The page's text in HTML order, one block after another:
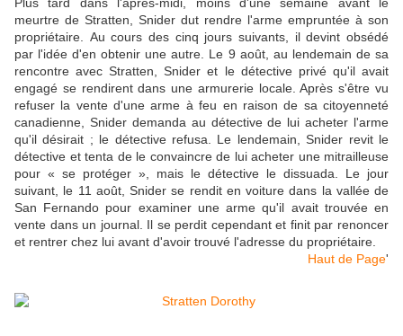
meurtre de Stratten, Snider dut rendre l'arme empruntée à son
propriétaire. Au cours des cinq jours suivants, il devint obsédé
par l'idée d'en obtenir une autre. Le 9 août, au lendemain de sa
rencontre avec Stratten, Snider et le détective privé qu'il avait
engagé se rendirent dans une armurerie locale. Après s'être vu
refuser la vente d'une arme à feu en raison de sa citoyenneté
canadienne, Snider demanda au détective de lui acheter l'arme
qu'il désirait ; le détective refusa. Le lendemain, Snider revit le
détective et tenta de le convaincre de lui acheter une mitrailleuse
pour « se protéger », mais le détective le dissuada. Le jour
suivant, le 11 août, Snider se rendit en voiture dans la vallée de
San Fernando pour examiner une arme qu'il avait trouvée en
vente dans un journal. Il se perdit cependant et finit par renoncer
et rentrer chez lui avant d'avoir trouvé l'adresse du propriétaire.
Haut de Page'